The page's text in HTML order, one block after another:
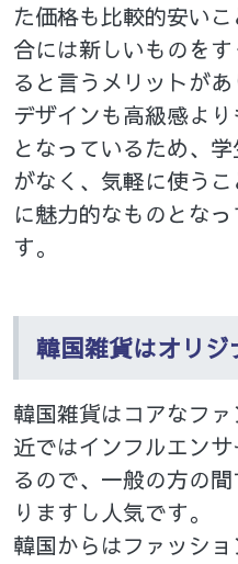
た価格も比較的安い
合には新しいものを
ると言うメリットがあ
デザインも高級感よ
となっているため、
がなく、気軽に使う
に魅力的なものとな
す。
韓国雑貨はオリ
韓国雑貨はコアなフ
近ではインフルエン
るので、一般の方の
りますし人気です。
韓国からはファッシ